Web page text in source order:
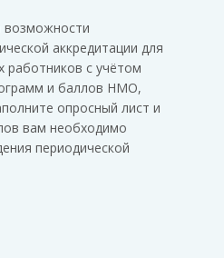
возможности
аккредитации для
работников с учётом
и баллов НМО,
опросный лист и
вам необходимо
периодической